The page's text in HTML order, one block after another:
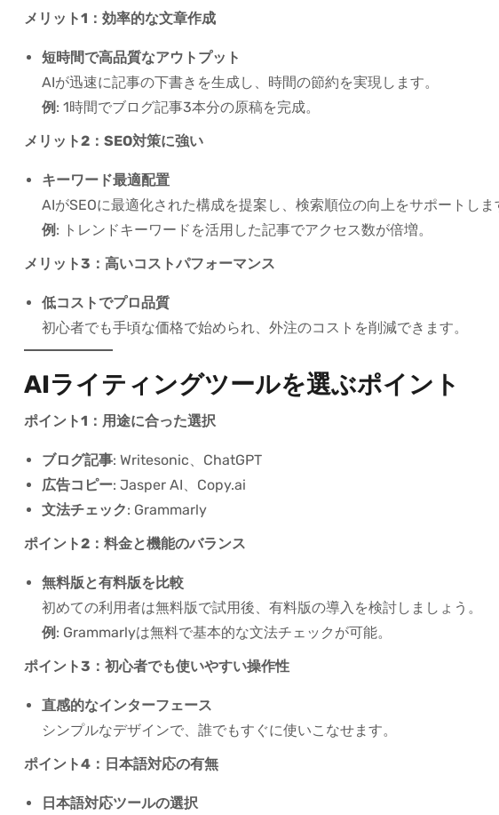
メリット1：効率的な文章作成
短時間で高品質なアウトプット
AIが迅速に記事の下書きを生成し、時間の節約を実現します。
例 : 1時間でブログ記事3本分の原稿を完成。
メリット2：SEO対策に強い
キーワード最適配置
AIがSEOに最適化された構成を提案し、検索順位の向上をサポートしま
例 : トレンドキーワードを活用した記事でアクセス数が倍増。
メリット3：高いコストパフォーマンス
低コストでプロ品質
初心者でも手頃な価格で始められ、外注のコストを削減できます。
AIライティングツールを選ぶポイント
ポイント1：用途に合った選択
ブログ記事: Writesonic、ChatGPT
広告コピー: Jasper AI、Copy.ai
文法チェック: Grammarly
ポイント2：料金と機能のバランス
無料版と有料版を比較
初めての利用者は無料版で試用後、有料版の導入を検討しましょう。
例 : Grammarlyは無料で基本的な文法チェックが可能。
ポイント3：初心者でも使いやすい操作性
直感的なインターフェース
シンプルなデザインで、誰でもすぐに使いこなせます。
ポイント4：日本語対応の有無
日本語対応ツールの選択